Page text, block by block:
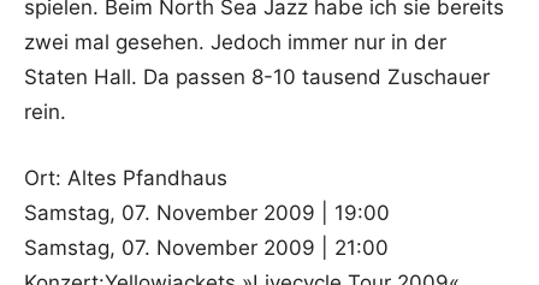
spielen. Beim North Sea Jazz habe ich sie bereits
zwei mal gesehen. Jedoch immer nur in der
Staten Hall. Da passen 8-10 tausend Zuschauer
rein.
Ort: Altes Pfandhaus
Samstag, 07. November 2009 | 19:00
Samstag, 07. November 2009 | 21:00